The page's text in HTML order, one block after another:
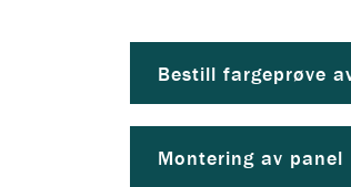
Bestill fargeprøve
Montering av panel